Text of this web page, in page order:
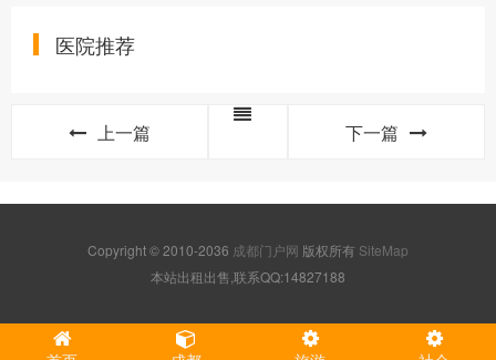
医院推荐
上一篇 下一篇
Copyright © 2010-2036 成都门户网 版权所有 SiteMap
本站出租出售,联系QQ:14827188